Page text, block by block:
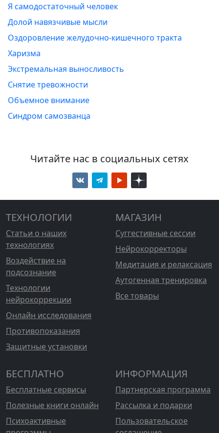
Я самодостаточный человек
Долой навязчивые мысли
Оздоровление желудочно-кишечного тракта
Харизма
Экстремальная выносливость
Снятие тревожности
Объемное внимание
Синдром самозванца
Читайте нас в социальных сетях
ТЕХНОЛОГИИ
Статьи о наших
технологиях
Воздействие на
подсознание
Технологии
нейрокоррекции
Онлайн исследования
Противопоказания
Защитные установки
МАГАЗИН
Суггестивные сессии
Нейрокорректоры
Медитация и релаксация
Аутогенная тренировка
Все товары
БЕСПЛАТНО
Бесплатные сервисы
Полезные книги онлайн
Психоактивные
ИНФОРМАЦИЯ
Партнерская программа
Рассылка и подарки
Пользовательское